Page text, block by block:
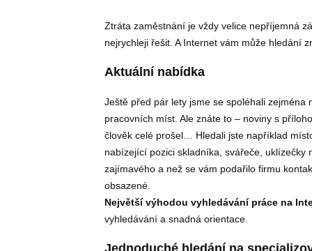
Ztráta zaměstnání je vždy velice nepříjemná
nejrychleji řešit. A Internet vám může hledání
Aktuální nabídka
Ještě před pár lety jsme se spoléhali zejména
pracovních míst. Ale znáte to – noviny s
člověk celé prošel… Hledali jste například
nabízející pozici skladníka, svářeče, uklízečky
zajímavého a než se vám podařilo firmu
obsazené.
Největší výhodou vyhledávání práce na
vyhledávání a snadná orientace.